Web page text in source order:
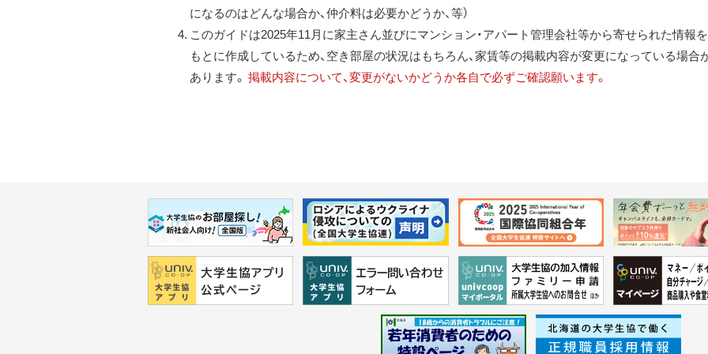
になるのはどんな場合か、仲介料は必要かどうか、等）
このガイドは2025年11月に家主さん並びにマンション・アパート管理会社等から寄せられた情報を
もとに作成しているため、空き部屋の状況はもちろん、家賃等の掲載内容が変更になっている場合
あります。 掲載内容について、変更がないかどうか各自で必ずご確認願います。